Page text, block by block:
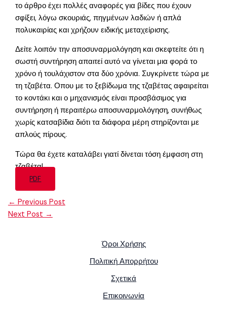
το άρθρο έχει πολλές αναφορές για βίδες που έχουν
σφίξει, λόγω σκουριάς, πηγμένων λαδιών ή απλά
πολυκαιρίας και χρήζουν ειδικής μεταχείρισης.
Δείτε λοιπόν την αποσυναρμολόγηση και σκεφτείτε ότι η
σωστή συντήρηση απαιτεί αυτό να γίνεται μια φορά το
χρόνο ή τουλάχιστον στα δύο χρόνια. Συγκρίνετε τώρα με
τη τζαβέτα. Οπου με το ξεβίδωμα της τζαβέτας αφαιρείται
το κοντάκι και ο μηχανισμός είναι προσβάσιμος για
συντήρηση ή περαιτέρω αποσυναρμολόγηση, συνήθως
χωρίς κατσαβίδια διότι τα διάφορα μέρη στηρίζονται με
απλούς πίρους.
Τώρα θα έχετε καταλάβει γιατί δίνεται τόση έμφαση στη
τζαβέτα!
PDF
← Previous Post
Next Post →
Όροι Χρήσης
Πολιτική Απορρήτου
Σχετικά
Επικοινωνία